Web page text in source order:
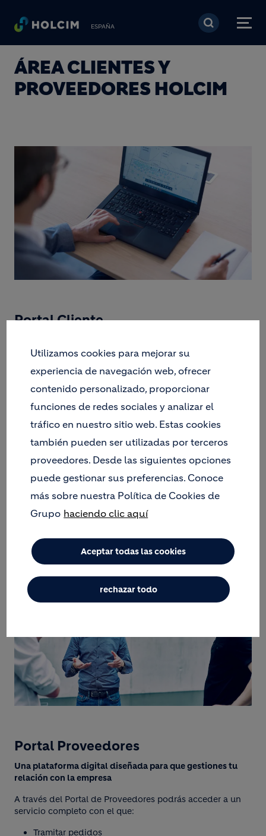
Pasar al contenido
ESPAÑA
ÁREA CLIENTES Y
PROVEEDORES HOLCIM
Portal Cliente
Holcim España
En Holcim España seguimos avanzando en la
digitalización para ofrecerte un servicio más cómodo y
ágil. Ahora puedes acceder al Portal del Cliente, una
herramienta online donde podrás:
Consultar tus pedidos y el estado de cada uno.
Descargar tus facturas y albaranes.
HOLCIM+
Portal Proveedores
Una plataforma digital diseñada para que gestiones tu
relación con la empresa
A través del Portal de Proveedores podrás acceder a un
servicio completo con el que:
Tramitar pedidos
Utilizamos cookies para mejorar su
experiencia de navegación web, ofrecer
contenido personalizado, proporcionar
funciones de redes sociales y analizar el
tráfico en nuestro sitio web. Estas cookies
también pueden ser utilizadas por terceros
proveedores. Desde las siguientes opciones
puede gestionar sus preferencias. Conoce
más sobre nuestra Política de Cookies de
Grupo haciendo clic aquí
Aceptar todas las cookies
rechazar todo